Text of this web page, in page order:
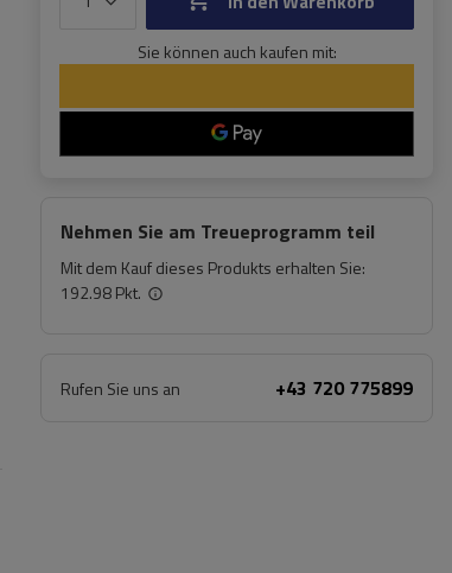
Sie können auch kaufen mit:
Nehmen Sie am Treueprogramm teil
Mit dem Kauf dieses Produkts erhalten Sie:
192.98 Pkt.
Rufen Sie uns an +43 720 775899